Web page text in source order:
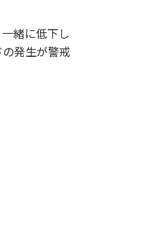
緒に低下し
発生が警戒